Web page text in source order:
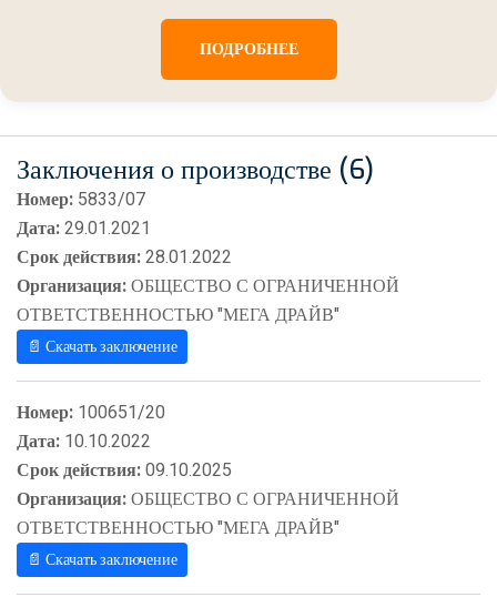
ПОДРОБНЕЕ
Заключения о производстве (6)
Номер: 5833/07
Дата:29.01.2021
Срок действия:28.01.2022
Организация:ОБЩЕСТВО С ОГРАНИЧЕННОЙ
ОТВЕТСТВЕННОСТЬЮ "МЕГА ДРАЙВ"
📄 Скачать заключение
Номер: 100651/20
Дата: 10.10.2022
Срок действия:09.10.2025
Организация:ОБЩЕСТВО С ОГРАНИЧЕННОЙ
ОТВЕТСТВЕННОСТЬЮ "МЕГА ДРАЙВ"
📄 Скачать заключение